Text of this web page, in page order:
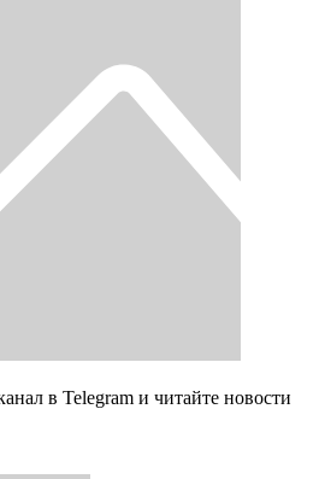
в Telegram и читайте новости